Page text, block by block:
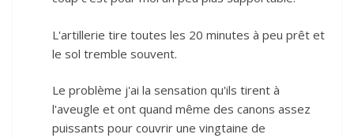
L'artillerie tire toutes les 20 minutes à peu prêt et
le sol tremble souvent.
Le problème j'ai la sensation qu'ils tirent à
l'aveugle et ont quand même des canons assez
puissants pour couvrir une vingtaine de